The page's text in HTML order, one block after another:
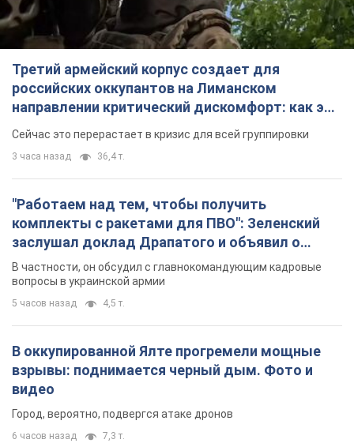
Третий армейский корпус создает для
российских оккупантов на Лиманском
направлении критический дискомфорт: как это
удалось
Сейчас это перерастает в кризис для всей группировки
3 часа назад 36,4 т.
"Работаем над тем, чтобы получить
комплекты с ракетами для ПВО": Зеленский
заслушал доклад Драпатого и объявил о
новых мерах
В частности, он обсудил с главнокомандующим кадровые
вопросы в украинской армии
5 часов назад 4,5 т.
В оккупированной Ялте прогремели мощные
взрывы: поднимается черный дым. Фото и
видео
Город, вероятно, подвергся атаке дронов
6 часов назад 7,3 т.